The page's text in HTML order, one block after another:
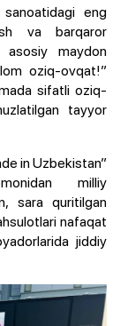
eng
va barqaror
asosiy maydon
oziq-ovqat!”
sifatli oziq-
tayyor
in Uzbekistan”
milliy
sara quritilgan
nafaqat
jiddiy